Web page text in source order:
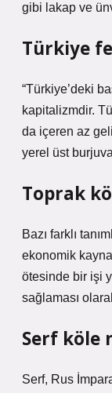
gibi lakap ve
Türkiye
“Türkiye’deki
kapitalizmdir.
da içeren az
yerel üst
Toprak
Bazı farklı
ekonomik
ötesinde bir işi
sağlaması
Serf köle
Serf, Rus